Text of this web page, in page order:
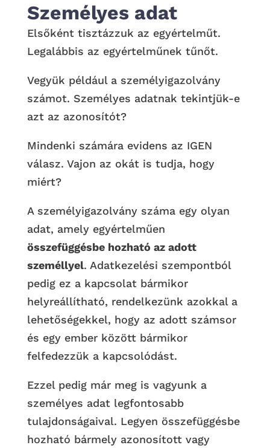
Személyes adat
Elsőként tisztázzuk az egyértelműt.
Legalábbis az egyértelműnek tűnőt.
Vegyük például a személyigazolvány
számot. Személyes adatnak tekintjük-e
azt az azonosítót?
Mindenki számára evidens az IGEN
válasz. Vajon az okát is tudja, hogy
miért?
A személyigazolvány száma egy olyan
adat, amely egyértelműen
összefüggésbe hozható az adott
személlyel. Adatkezelési szempontból
pedig ez a kapcsolat bármikor
helyreállítható, rendelkezünk azokkal a
lehetőségekkel, hogy az adott számsor
és egy ember között bármikor
felfedezzük a kapcsolódást.
Ezzel pedig már meg is vagyunk a
személyes adat legfontosabb
tulajdonságaival. Legyen összefüggésbe
hozható bármely azonosított vagy